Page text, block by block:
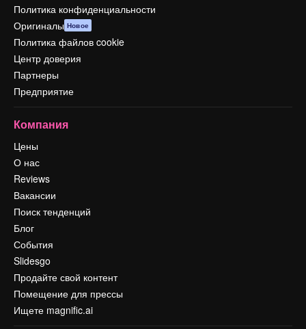
Политика конфиденциальности
Оригиналы Новое
Политика файлов cookie
Центр доверия
Партнеры
Предприятие
Компания
Цены
О нас
Reviews
Вакансии
Поиск тенденций
Блог
События
Slidesgo
Продайте свой контент
Помещение для прессы
Ищете magnific.ai